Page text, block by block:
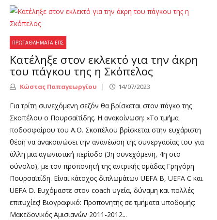
ΠΡΩΤΑΘΛΉΜΑΤΑ ΕΠΣ
Κατέληξε στον εκλεκτό για την άκρη
του πάγκου της η Σκόπελος
Κώστας Παπαγεωργίου 14/07/2023
Για τρίτη συνεχόμενη σεζόν θα βρίσκεται στον πάγκο της
Σκοπέλου ο Πουρσαϊτίδης. Η ανακοίνωση: «Το τμήμα
ποδοσφαίρου του Α.Ο. Σκοπέλου βρίσκεται στην ευχάριστη
θέση να ανακοινώσει την ανανέωση της συνεργασίας του για
άλλη μια αγωνιστική περίοδο (3η συνεχόμενη, 4η στο
σύνολο), με τον προπονητή της αντρικής ομάδας Γρηγόρη
Πουρσαϊτίδη. Είναι κάτοχος διπλωμάτων UEFA B, UEFA C και
UEFA D. Ευχόμαστε στον coach υγεία, δύναμη και πολλές
επιτυχίες! Βιογραφικό: Προπονητής σε τμήματα υποδομής:
Μακεδονικός Αμισιανών 2011-2012...